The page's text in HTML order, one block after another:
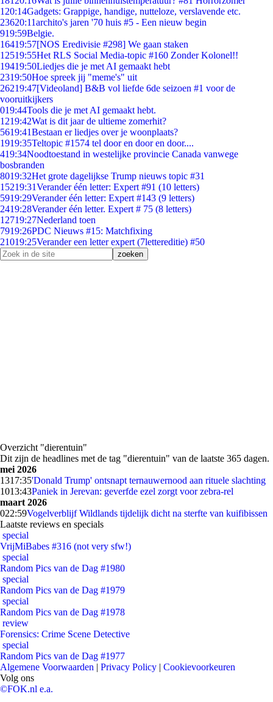
1 20:14Gadgets: Grappige, handige, nutteloze, verslavende etc.
23620:11archito's jaren '70 huis #5 - Een nieuw begin
919:59Belgie.
16419:57[NOS Eredivisie #298] We gaan staken
12519:55Het RLS Social Media-topic #160 Zonder Kolonel!!
19419:50Liedjes die je met AI gemaakt hebt
2319:50Hoe spreek jij "meme's" uit
26219:47[Videoland] B&B vol liefde 6de seizoen #1 voor de
vooruitkijkers
019:44Tools die je met AI gemaakt hebt.
1219:42Wat is dit jaar de ultieme zomerhit?
5619:41Bestaan er liedjes over je woonplaats?
1919:35Teltopic #1574 tel door en door en door....
419:34Noodtoestand in westelijke provincie Canada vanwege
bosbranden
8019:32Het grote dagelijkse Trump nieuws topic #31
15219:31Verander één letter: Expert #91 (10 letters)
5919:29Verander één letter: Expert #143 (9 letters)
2419:28Verander één letter. Expert # 75 (8 letters)
12719:27Nederland toen
7919:26PDC Nieuws #15: Matchfixing
21019:25Verander een letter expert (7lettereditie) #50
Overzicht "dierentuin"
Dit zijn de headlines met de tag "dierentuin" van de laatste 365 dagen.
mei 2026
1317:35'Donald Trump' ontsnapt ternauwernood aan rituele slachting
1013:43Paniek in Jerevan: geverfde ezel zorgt voor zebra-rel
maart 2026
022:59Vogelverblijf Wildlands tijdelijk dicht na sterfte van kuifibissen
Laatste reviews en specials
special
VrijMiBabes #316 (not very sfw!)
special
Random Pics van de Dag #1980
special
Random Pics van de Dag #1979
special
Random Pics van de Dag #1978
review
Forensics: Crime Scene Detective
special
Random Pics van de Dag #1977
Algemene Voorwaarden | Privacy Policy | Cookievoorkeuren
Volg ons
©FOK.nl e.a.